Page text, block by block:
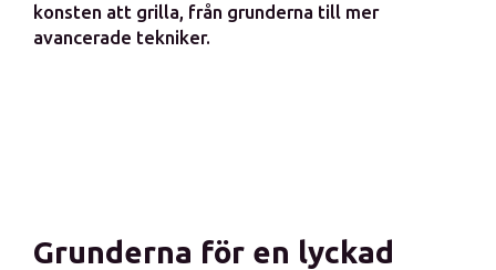
konsten att grilla, från grunderna till mer
avancerade tekniker.
Grunderna för en lyckad